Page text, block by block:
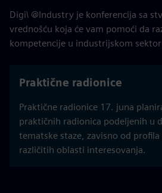
Digi\ @Industry je konferencija sa
vrednošću koja će vam pomoći da
kompetencije u industrijskom
Praktične radionice
Praktične radionice 17. juna
praktičnih radionica podeljenih u
tematske staze, zavisno od profila
različitih oblasti interesovanja.